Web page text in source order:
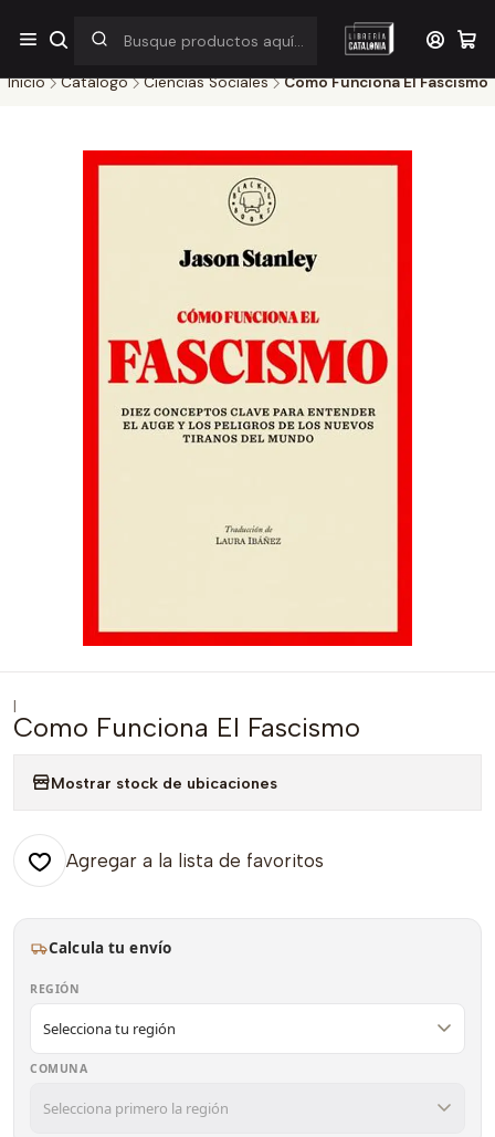
¡Por pocos días! Despacho a $1.000 en RM por compras sobre
$38.000
Inicio Catálogo Ciencias Sociales Como Funciona El Fascismo
|
Como Funciona El Fascismo
Mostrar stock de ubicaciones
Agregar a la lista de favoritos
Calcula tu envío
REGIÓN
COMUNA